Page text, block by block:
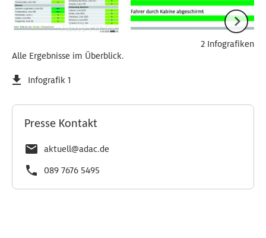
Alle Ergebnisse im Überblick.
Infografik 1
2 Infografiken
Presse Kontakt
aktuell@adac.de
089 7676 5495